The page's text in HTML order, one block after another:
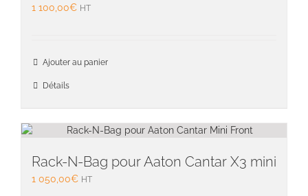
1 100,00€ HT
Ajouter au panier
Détails
Rack-N-Bag pour Aaton Cantar X3 mini
1 050,00€ HT